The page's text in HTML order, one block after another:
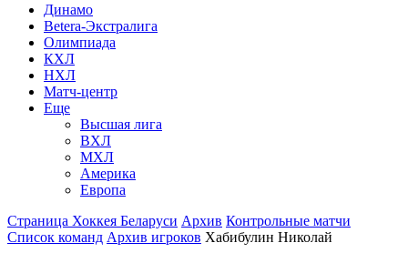
Динамо
Betera-Экстралига
Олимпиада
КХЛ
НХЛ
Матч-центр
Еще
Высшая лига
ВХЛ
МХЛ
Америка
Европа
Страница Хоккея Беларуси Архив Контрольные матчи
Список команд Архив игроков Хабибулин Николай